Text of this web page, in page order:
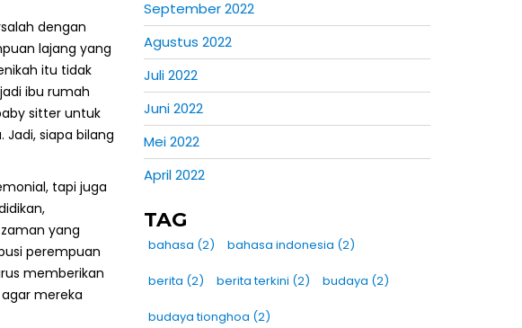
dengan
lajang yang
itu tidak
ibu rumah
sitter untuk
siapa bilang
tapi juga
yang
perempuan
memberikan
mereka
September 2022
Agustus 2022
Juli 2022
Juni 2022
Mei 2022
April 2022
TAG
bahasa (2) bahasa indonesia (2)
berita (2) berita terkini (2) budaya (2)
budaya tionghoa (2)